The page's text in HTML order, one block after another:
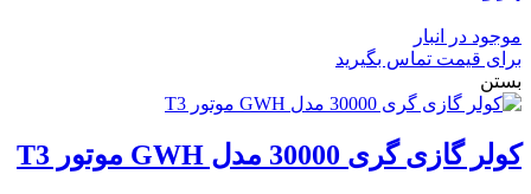
موجود در انبار
برای قیمت تماس بگیرید
بستن
کولر گازی گری 30000 مدل GWH موتور T3